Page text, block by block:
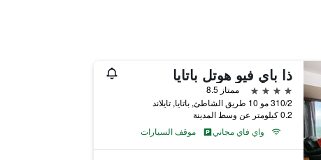
ذا باي فيو هوتل باتايا
4 نجوم
ممتاز 8.5
310/2 مو 10 طريق الشاطئ, باتايا, تايلاند
0.2 كيلومتر عن وسط المدينة
واي فاي مجاني
موقف السيارات